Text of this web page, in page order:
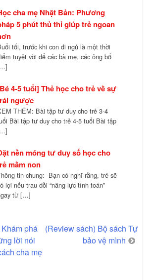
cha mẹ Nhật Bản: Phương
5 phút thủ thỉ giúp trẻ ngoan
tối, trước khi con đi ngủ là một thời
tuyệt vời để các bà mẹ, các ông bố
4-5 tuổi] Thẻ học cho trẻ về sự
ngược
THÊM: Bài tập tư duy cho trẻ 3-4
Bài tập tư duy cho trẻ 4-5 tuổi Bài tập
nền móng tư duy số học cho
mầm non
tin chung: Bạn có nghĩ rằng, trẻ sẽ
lợi nếu trau dồi “năng lực tính toán”
từ […]
phá
lời nói
cha mẹ
(Review sách) Bộ sách Tự
bảo vệ mình